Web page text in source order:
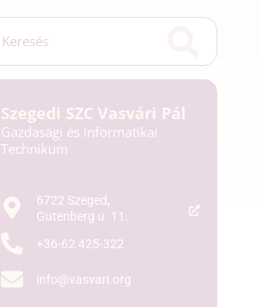
Szegedi SZC Vasvári Pál
Gazdasági és Informatikai
Technikum
6722 Szeged,
Gutenberg u. 11.
+36-62 425-322
info@vasvari.org